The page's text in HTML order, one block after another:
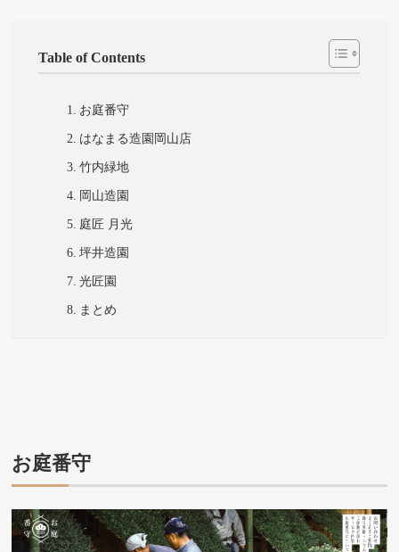
Table of Contents
お庭番守
はなまる造園岡山店
竹内緑地
岡山造園
庭匠 月光
坪井造園
光匠園
まとめ
お庭番守